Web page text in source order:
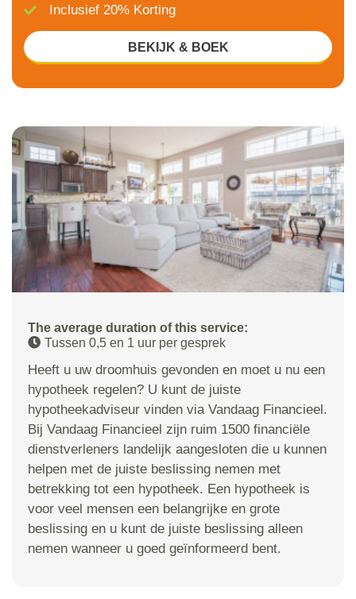
The average duration of this service:
Tussen 0,5 en 1 uur per gesprek
Heeft u uw droomhuis gevonden en moet u nu een
hypotheek regelen? U kunt de juiste
hypotheekadviseur vinden via Vandaag Financieel.
Bij Vandaag Financieel zijn ruim 1500 financiële
dienstverleners landelijk aangesloten die u kunnen
helpen met de juiste beslissing nemen met
betrekking tot een hypotheek. Een hypotheek is
voor veel mensen een belangrijke en grote
beslissing en u kunt de juiste beslissing alleen
nemen wanneer u goed geïnformeerd bent.
Inclusief 20% Korting
BEKIJK & BOEK